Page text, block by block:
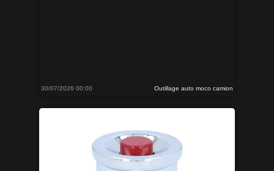
30/07/2026 00:00 Outillage auto moco camion